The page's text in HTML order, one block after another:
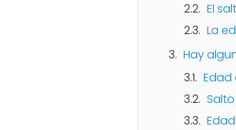
El
La
Hay
Edad